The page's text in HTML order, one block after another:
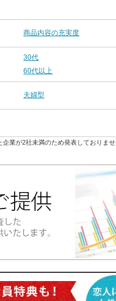
商品内容の充実度
30代
60代以上
夫婦型
業が2社未満のため発表しておりませ